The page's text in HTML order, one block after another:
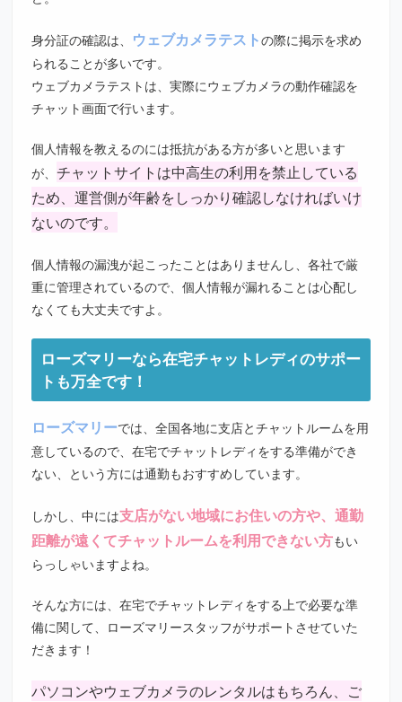
身分証の確認は、 ウェブカメラテストの際に掲示を求め
られることが多いです。
ウェブカメラテストは、実際にウェブカメラの動作確認を
チャット画面で行います。
個人情報を教えるのには抵抗がある方が多いと思います
が、チャットサイトは中高生の利用を禁止している
ため、運営側が年齢をしっかり確認しなければいけ
ないのです。
個人情報の漏洩が起こったことはありませんし、各社で厳
重に管理されているので、個人情報が漏れることは心配し
なくても大丈夫ですよ。
ローズマリーなら在宅チャットレディのサポー
トも万全です！
ローズマリーでは、全国各地に支店とチャットルームを用
意しているので、在宅でチャットレディをする準備ができ
ない、という方には通勤もおすすめしています。
しかし、中には支店がない地域にお住いの方や、通勤
距離が遠くてチャットルームを利用できない方もい
らっしゃいますよね。
そんな方には、在宅でチャットレディをする上で必要な準
備に関して、ローズマリースタッフがサポートさせていた
だきます！
パソコンやウェブカメラのレンタルはもちろん、ご